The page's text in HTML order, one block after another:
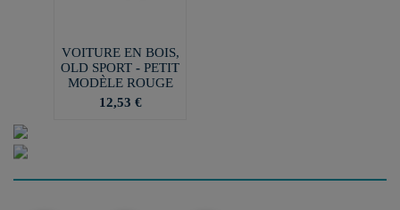
VOITURE EN BOIS,
OLD SPORT - PETIT
MODÈLE ROUGE
12,53 €